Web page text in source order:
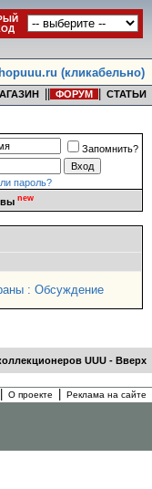
(кликабельно)
ФОРУМ СТАТЬИ
Запомнить?
пароль?
new
: Обсуждение
UUU - Вверх
О проекте Реклама на сайте